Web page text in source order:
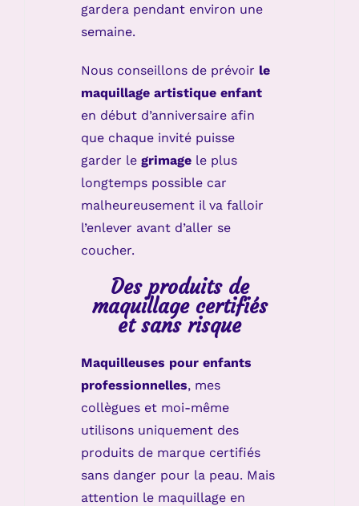
gardera pendant environ une
semaine.
Nous conseillons de prévoir le
maquillage artistique enfant
en début d’anniversaire afin
que chaque invité puisse
garder le grimage le plus
longtemps possible car
malheureusement il va falloir
l’enlever avant d’aller se
coucher.
Des produits de
maquillage certifiés
et sans risque
Maquilleuses pour enfants
professionnelles, mes
collègues et moi-même
utilisons uniquement des
produits de marque certifiés
sans danger pour la peau. Mais
attention le maquillage en